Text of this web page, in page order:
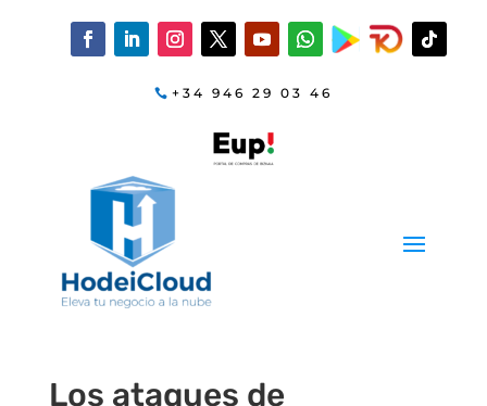
+34 946 29 03 46
Los ataques de